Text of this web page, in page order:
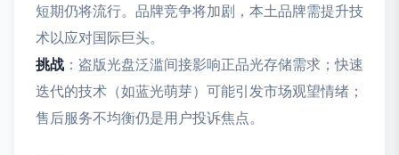
短期仍将流行。品牌竞争将加剧，本土品牌需提升技
术以应对国际巨头。
挑战 ：盗版光盘泛滥间接影响正品光存储需求；快速
迭代的技术（如蓝光萌芽）可能引发市场观望情绪；
售后服务不均衡仍是用户投诉焦点。